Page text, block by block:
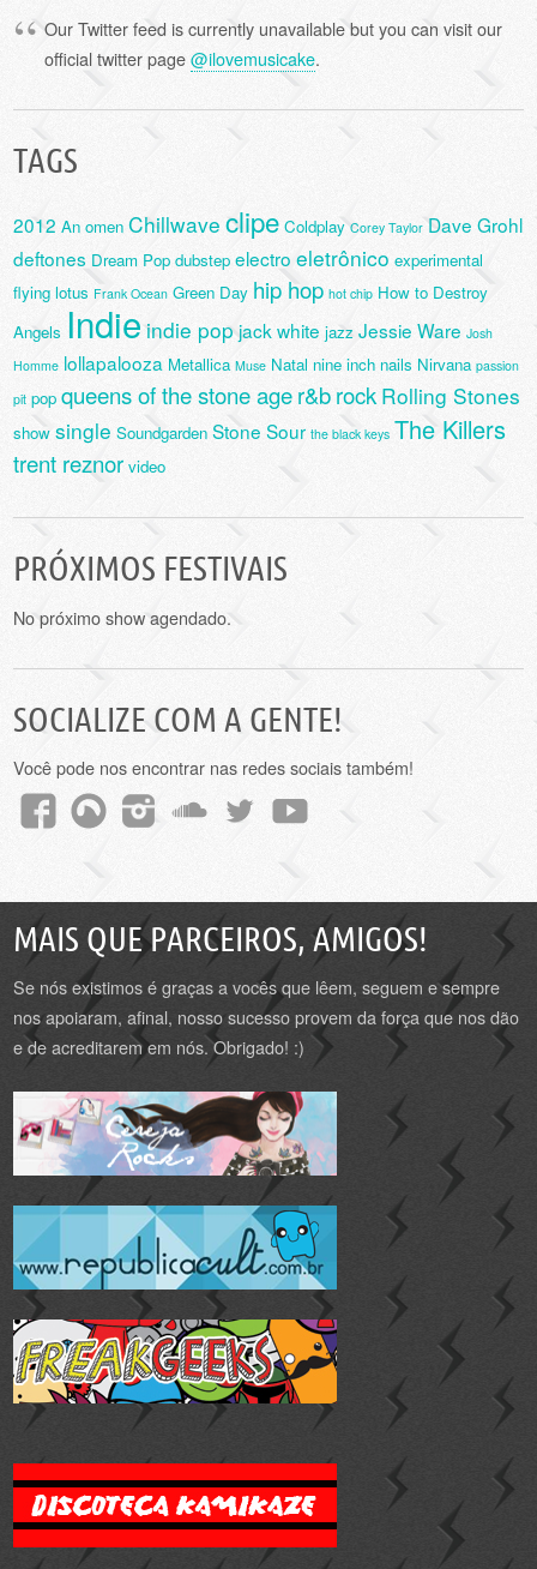
Our Twitter feed is currently unavailable but you can visit our
official twitter page@ilovemusicake.
TAGS
2012 An omen Chillwave clipe Coldplay Corey Taylor Dave Grohl
deftones Dream Pop dubstep electro eletrônico experimental
flying lotus Frank Ocean Green Day hip hop hot chip How to Destroy
Angels Indie indie pop jack white jazz Jessie Ware Josh
Homme lollapalooza Metallica Muse Natal nine inch nails Nirvana passion
pit pop queens of the stone ager&brock Rolling Stones
show single Soundgarden Stone Sour the black keys The Killers
trent reznor video
PRÓXIMOS FESTIVAIS
No próximo show agendado.
SOCIALIZE COM A GENTE!
Você pode nos encontrar nas redes sociais também!
MAIS QUE PARCEIROS, AMIGOS!
Se nós existimos é graças a vocês que lêem, seguem e sempre
nos apoiaram, afinal, nosso sucesso provem da força que nos dão
e de acreditarem em nós. Obrigado! :)